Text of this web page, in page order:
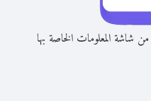
شاشة المعلومات الخاصة بها